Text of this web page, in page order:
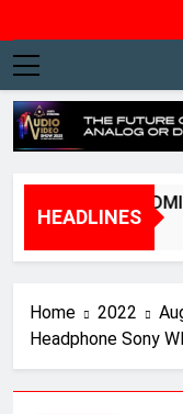
HEADLINES
BRIDGEE – HDMI
Home 2022
Headphone Sony